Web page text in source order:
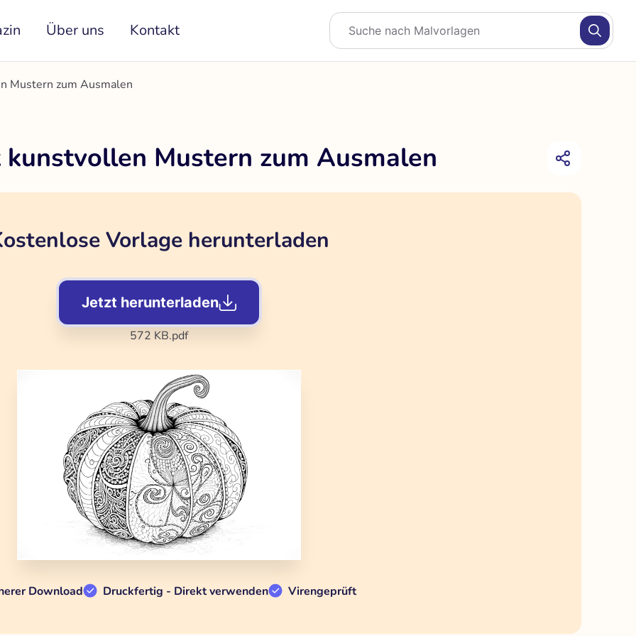
Über uns Kontakt
Mustern zum Ausmalen
Mustern zum Ausmalen
Vorlage herunterladen
Jetzt herunterladen
572 KB.pdf
Download Druckfertig - Direkt verwenden Virengeprüft